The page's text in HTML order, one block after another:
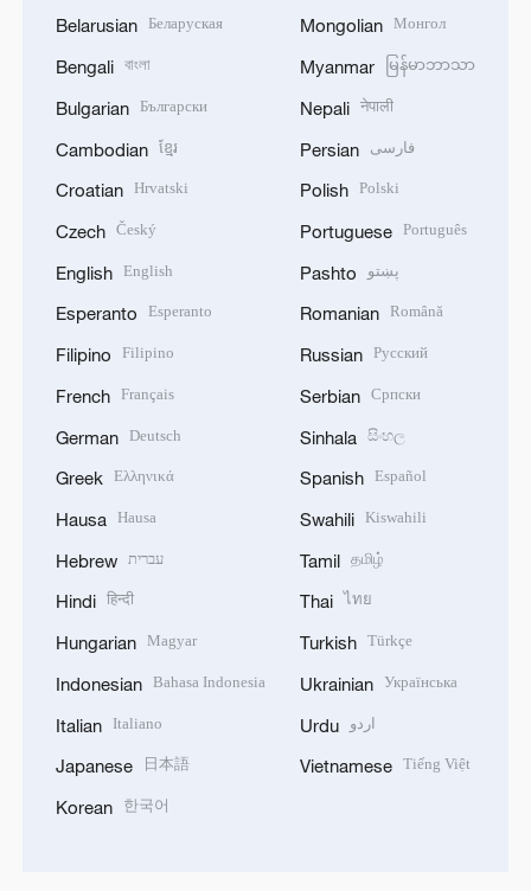
Belarusian Беларуская
Bengali বাংলা
Bulgarian Български
Cambodian ខ្មែរ
Croatian Hrvatski
Czech Český
English English
Esperanto Esperanto
Filipino Filipino
French Français
German Deutsch
Greek Ελληνικά
Hausa Hausa
Hebrew עברית
Hindi हिन्दी
Hungarian Magyar
Indonesian Bahasa Indonesia
Italian Italiano
Japanese 日本語
Korean 한국어
Mongolian Монгол
Myanmar မြန်မာဘာသာ
Nepali नेपाली
Persian فارسی
Polish Polski
Portuguese Português
Pashto پښتو
Romanian Română
Russian Русский
Serbian Српски
Sinhala සිංහල
Spanish Español
Swahili Kiswahili
Tamil தமிழ்
Thai ไทย
Turkish Türkçe
Ukrainian Українська
Urdu اردو
Vietnamese Tiếng Việt